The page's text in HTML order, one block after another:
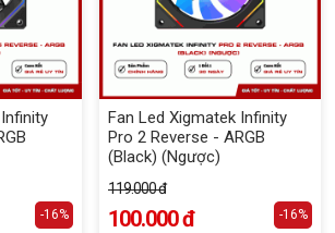
-16%
Fan Led Xigmatek Infinity
Pro 2 Reverse - ARGB
(Black) (Ngược)
119.000 đ
100.000 đ -16%